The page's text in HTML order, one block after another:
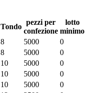
Tondo
pezzi per
confezione
lotto
minimo
8 5000
0
8 5000
0
10 5000
0
10 5000
0
10 5000
0